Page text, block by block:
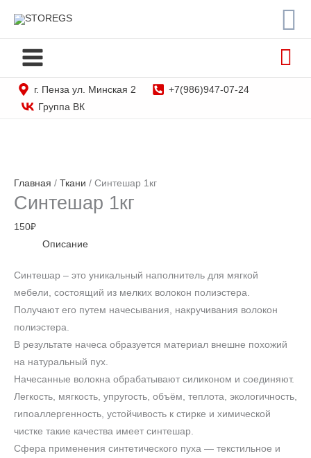
г. Пенза ул. Минская 2
+7(986)947-07-24
Группа ВК
Главная / Ткани / Синтешар 1кг
Синтешар 1кг
150₽
Описание
Синтешар – это уникальный наполнитель для мягкой
мебели, состоящий из мелких волокон полиэстера.
Получают его путем начесывания, накручивания волокон
полиэстера.
В результате начеса образуется материал внешне похожий
на натуральный пух.
Начесанные волокна обрабатывают силиконом и соединяют.
Легкость, мягкость, упругость, объём, теплота, экологичность,
гипоаллергенность, устойчивость к стирке и химической
чистке такие качества имеет синтешар.
Сфера применения синтетического пуха — текстильное и